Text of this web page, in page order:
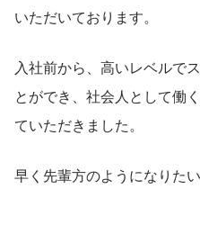
いただいております。
入社前から、高いレベルで
とができ、社会人として働
ていただきました。
早く先輩方のようになりた